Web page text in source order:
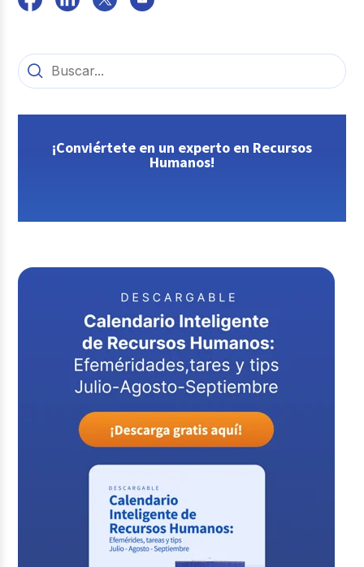
¡Conviértete en un experto en Recursos
Humanos!